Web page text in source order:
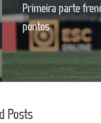
Primeira parte
pontos
Posts